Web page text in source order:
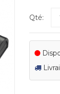
Qté: